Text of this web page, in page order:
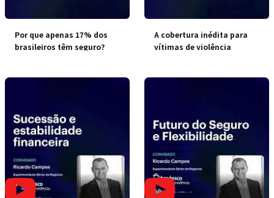
Por que apenas 17% dos
brasileiros têm seguro?
A cobertura inédita para
vítimas de violência